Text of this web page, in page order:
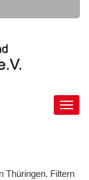
Thüringen. Filtern